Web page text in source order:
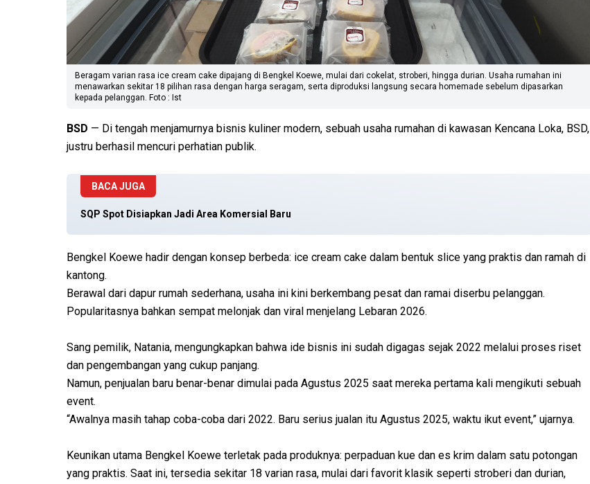
Beragam varian rasa ice cream cake dipajang di Bengkel Koewe, mulai dari cokelat, stroberi, hingga durian. Usaha rumahan ini
menawarkan sekitar 18 pilihan rasa dengan harga seragam, serta diproduksi langsung secara homemade sebelum dipasarkan
kepada pelanggan. Foto : Ist
BSD — Di tengah menjamurnya bisnis kuliner modern, sebuah usaha rumahan di kawasan Kencana Loka, BSD,
justru berhasil mencuri perhatian publik.
BACA JUGA
SQP Spot Disiapkan Jadi Area Komersial Baru
Bengkel Koewe hadir dengan konsep berbeda: ice cream cake dalam bentuk slice yang praktis dan ramah di
kantong.
Berawal dari dapur rumah sederhana, usaha ini kini berkembang pesat dan ramai diserbu pelanggan.
Popularitasnya bahkan sempat melonjak dan viral menjelang Lebaran 2026.
Sang pemilik, Natania, mengungkapkan bahwa ide bisnis ini sudah digagas sejak 2022 melalui proses riset
dan pengembangan yang cukup panjang.
Namun, penjualan baru benar-benar dimulai pada Agustus 2025 saat mereka pertama kali mengikuti sebuah
event.
“Awalnya masih tahap coba-coba dari 2022. Baru serius jualan itu Agustus 2025, waktu ikut event,” ujarnya.
Keunikan utama Bengkel Koewe terletak pada produknya: perpaduan kue dan es krim dalam satu potongan
yang praktis. Saat ini, tersedia sekitar 18 varian rasa, mulai dari favorit klasik seperti stroberi dan durian,